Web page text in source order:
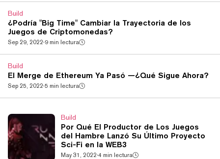
Build
¿Podría "Big Time" Cambiar la Trayectoria de los
Juegos de Criptomonedas?
Sep 29, 2022·9 min lectura
Build
El Merge de Ethereum Ya Pasó —¿Qué Sigue Ahora?
Sep 25, 2022·5 min lectura
Build
Por Qué El Productor de Los Juegos
del Hambre Lanzó Su Último Proyecto
Sci-Fi en la WEB3
May 31, 2022·4 min lectura